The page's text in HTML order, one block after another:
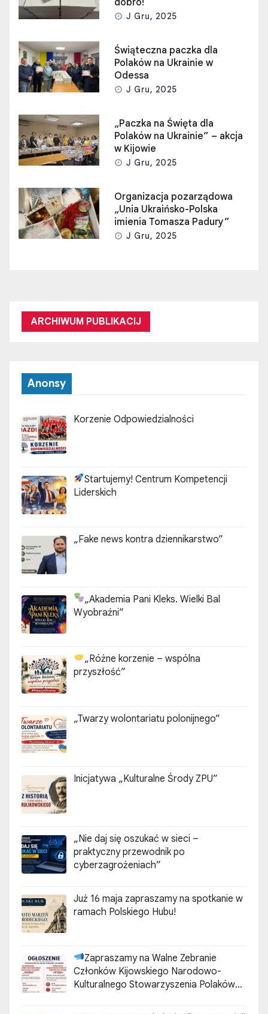
dobro!
J Gru, 2025
Świąteczna paczka dla
Polaków na Ukrainie w
Odessa
J Gru, 2025
„Paczka na Święta dla
Polaków na Ukrainie” – akcja
w Kijowie
J Gru, 2025
Organizacja pozarządowa
„Unia Ukraińsko-Polska
imienia Tomasza Padury”
J Gru, 2025
ARCHIWUM PUBLIKACIJ
Anonsy
Korzenie Odpowiedzialności
Startujemy! Centrum Kompetencji
Liderskich
„Fake news kontra dziennikarstwo”
„Akademia Pani Kleks. Wielki Bal
Wyobraźni”
„Różne korzenie – wspólna
przyszłość”
„Twarzy wolontariatu polonijnego”
Inicjatywa „Kulturalne Środy ZPU”
„Nie daj się oszukać w sieci –
praktyczny przewodnik po
cyberzagrożeniach”
Już 16 maja zapraszamy na spotkanie w
ramach Polskiego Hubu!
Zapraszamy na Walne Zebranie
Członków Kijowskiego Narodowo-
Kulturalnego Stowarzyszenia Polaków